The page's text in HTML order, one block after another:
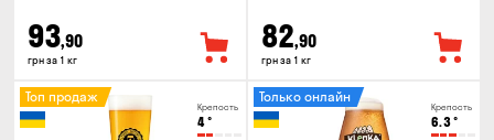
93,90
грн за 1 кг
82,90
грн за 1 кг
Крепость
4°
Топ продаж
Крепость
6.3°
Только онлайн